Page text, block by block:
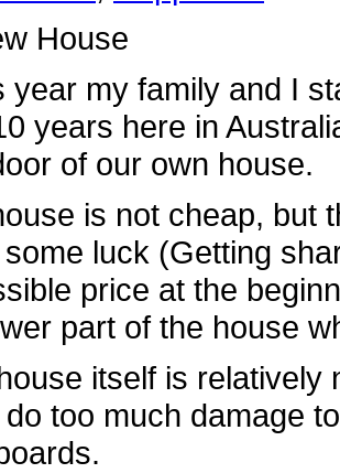
House
year my family and I
years here in
of our own house.
is not cheap, but
luck (Getting
price at the
part of the house
itself is relatively
too much damage